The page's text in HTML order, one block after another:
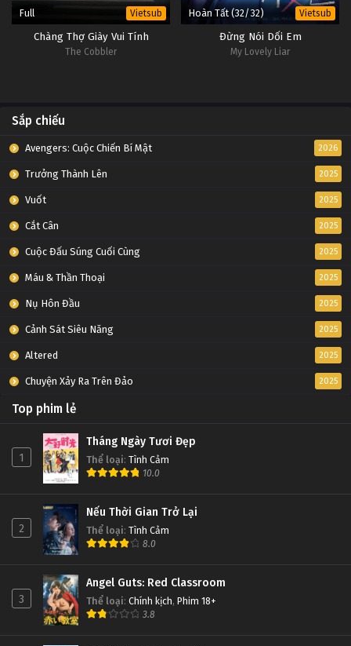
Full Vietsub
Chàng Thợ Giày Vui Tính
The Cobbler
Hoàn Tất (32/32) Vietsub
Đừng Nói Dối Em
My Lovely Liar
Sắp chiếu
Avengers: Cuộc Chiến Bí Mật 2026
Trưởng Thành Lên 2025
Vuốt 2025
Cắt Cân 2025
Cuộc Đấu Súng Cuối Cùng 2025
Máu & Thần Thoại 2025
Nụ Hôn Đầu 2025
Cảnh Sát Siêu Năng 2025
Altered 2025
Chuyện Xảy Ra Trên Đảo 2025
Top phim lẻ
1
Tháng Ngày Tươi Đẹp
Thể loại: Tình Cảm
10.0
2
Nếu Thời Gian Trở Lại
Thể loại: Tình Cảm
8.0
3
Angel Guts: Red Classroom
Thể loại: Chính kịch, Phim 18+
3.8